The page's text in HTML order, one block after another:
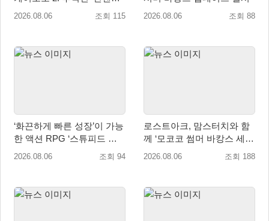
eShop 출시
2026.08.06 조회 115 2026.08.06 조회 88
‘화끈하게 빠른 성장’이 가능
한 액션 RPG ‘스튜피드 네
버 다이즈’ 패키지판 예약판
2026.08.06 조회 94
로스트아크, 맘스터치와 함
께 ‘모코코 썸머 바캉스 세
트’ 출시
2026.08.06 조회 188